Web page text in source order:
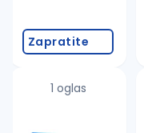
promenite
Zapratite
1 oglas